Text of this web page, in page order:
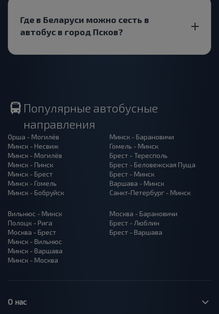
Где в Беларуси можно сесть в
автобус в город Псков?
Популярные автобусные
направления
Орша - Могилёв
Минск - Несвиж
Минск - Могилёв
Минск - Пинск
Минск - Брест
Минск - Гомель
Минск - Бобруйск
Минск - Барановичи
Гомель - Минск
Брест - Тересполь
Брест - Беловежская Пуща
Брест - Минск
Варшава - Минск
Санкт-Петербург - Минск
Вильнюс - Минск
Полоцк - Рига
Москва - Брест
Минск - Вильнюс
Минск - Варшава
Минск - Москва
Москва - Барановичи
Брест - Люблин
Брест - Варшава
О нас